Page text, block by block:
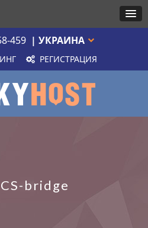
459 | УКРАИНА
РЕГИСТРАЦИЯ
bridge